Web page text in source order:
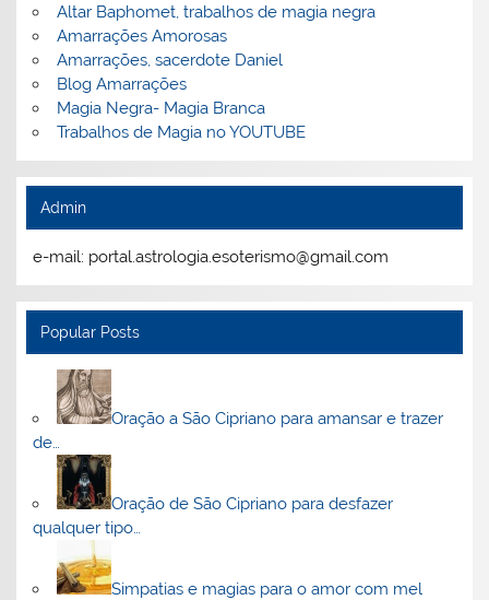
Altar Baphomet, trabalhos de magia negra
Amarrações Amorosas
Amarrações, sacerdote Daniel
Blog Amarrações
Magia Negra- Magia Branca
Trabalhos de Magia no YOUTUBE
Admin
e-mail: portal.astrologia.esoterismo@gmail.com
Popular Posts
Oração a São Cipriano para amansar e trazer
de…
Oração de São Cipriano para desfazer
qualquer tipo…
Simpatias e magias para o amor com mel